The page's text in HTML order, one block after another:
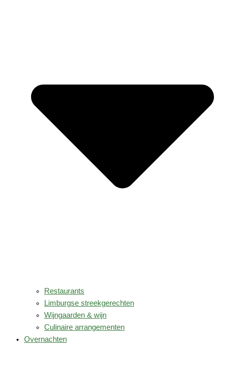
Restaurants
Limburgse streekgerechten
Wijngaarden & wijn
Culinaire arrangementen
Overnachten